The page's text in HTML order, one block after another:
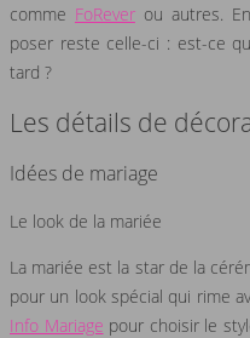
comme FoReverou autres.
poser reste celle-ci : est-ce
tard ?
Les détails de
Idées de mariage
Le look de la mariée
La mariée est la star de la
pour un look spécial qui rime
Info Mariage pour choisir le